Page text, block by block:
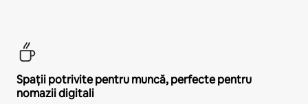
Spații potrivite pentru muncă, perfecte pentru
nomazii digitali